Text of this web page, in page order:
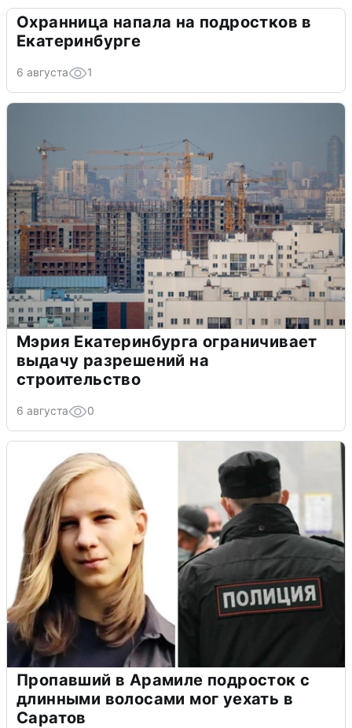
Охранница напала на подростков в
Екатеринбурге
6 августа 1
Мэрия Екатеринбурга ограничивает
выдачу разрешений на
строительство
6 августа 0
Пропавший в Арамиле подросток с
длинными волосами мог уехать в
Саратов